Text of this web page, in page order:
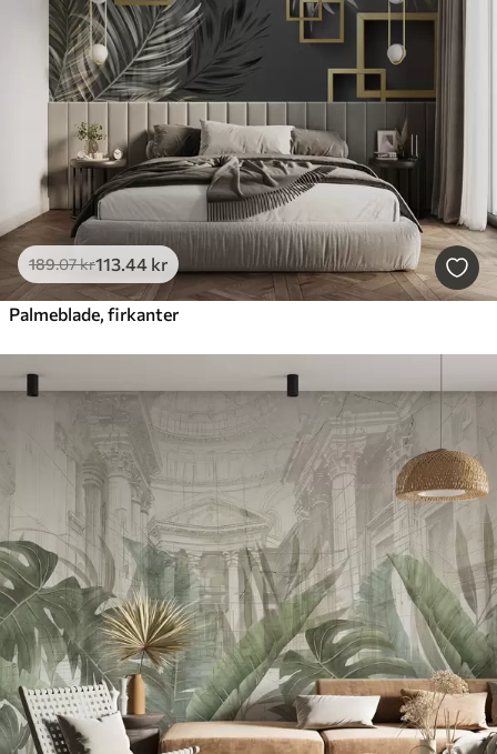
189.07kr113.44 kr
Palmeblade, firkanter